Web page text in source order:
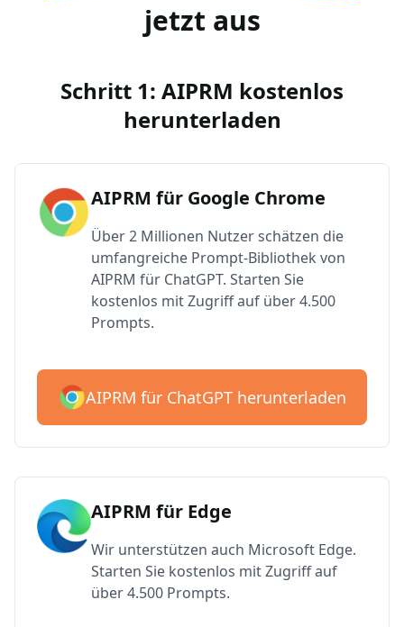
jetzt aus
Schritt 1: AIPRM kostenlos
herunterladen
AIPRM für Google Chrome
Über 2 Millionen Nutzer schätzen die
umfangreiche Prompt-Bibliothek von
AIPRM für ChatGPT. Starten Sie
kostenlos mit Zugriff auf über 4.500
Prompts.
AIPRM für ChatGPT herunterladen
AIPRM für Edge
Wir unterstützen auch Microsoft Edge.
Starten Sie kostenlos mit Zugriff auf
über 4.500 Prompts.